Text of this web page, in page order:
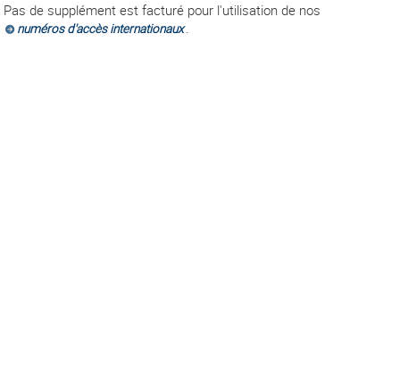
Pas de supplément est facturé pour l'utilisation de nos
numéros d'accès internationaux.